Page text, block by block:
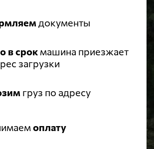
документы
в срок машина приезжает
загрузки
груз по адресу
оплату